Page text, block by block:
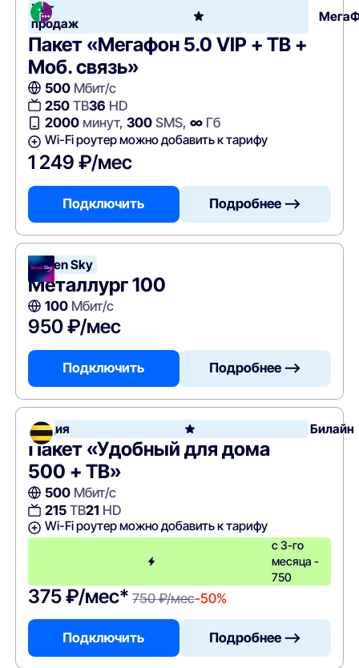
Хит
продаж
Пакет «Мегафон 5.0 VIP + ТВ +
Моб. связь»
500Мбит/с
250ТВ36 HD
2000минут, 300SMS, ∞Гб
Wi-Fi роутер можно добавить к тарифу
1 249 ₽/мес
Подключить Подробнее —>
Seven Sky
Металлург 100
100Мбит/с
950 ₽/мес
Подключить Подробнее —>
Акция Билайн
Пакет «Удобный для дома
500 + ТВ»
500Мбит/с
215ТВ21 HD
Wi-Fi роутер можно добавить к тарифу
с 3-го
месяца -
750
375 ₽/мес* 750 ₽/мес-50%
Подключить Подробнее —>